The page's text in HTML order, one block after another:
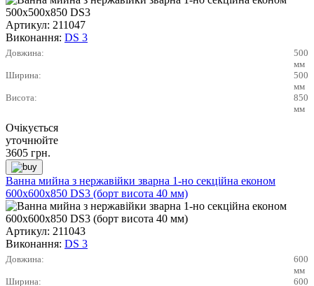
Артикул: 211047
Виконання: DS 3
Довжина:
500
мм
Ширина:
500
мм
Висота:
850
мм
Очікується
уточнюйте
3605 грн.
Ванна мийна з нержавійки зварна 1-но секційна економ
600х600х850 DS3 (борт висота 40 мм)
Артикул: 211043
Виконання: DS 3
Довжина:
600
мм
Ширина:
600